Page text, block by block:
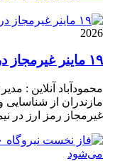
2026
۱۹ ماینر غیرمجاز در مازندران از مدار خارج شد
محمودآباد آنلاین :
غیرمجاز رمز ارز در